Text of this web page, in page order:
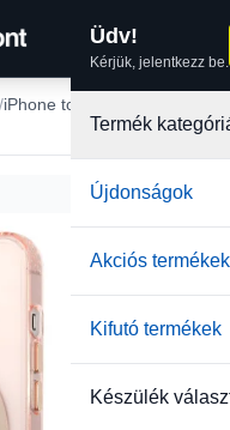
Üdv!
Kérjük, jelentkezz be.
Termék
Újdonságok
Akciós termékek
Kifutó termékek
Készülék
iPhone tokok